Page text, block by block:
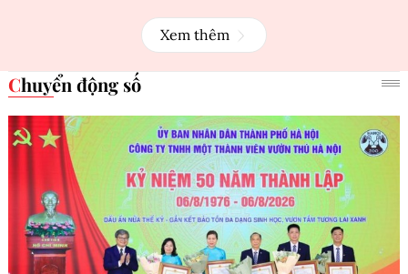
Xem thêm
Chuyển động số